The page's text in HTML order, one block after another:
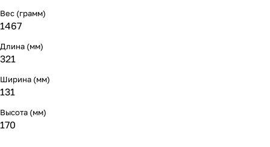
Вес (грамм)
1467
Длина (мм)
321
Ширина (мм)
131
Высота (мм)
170